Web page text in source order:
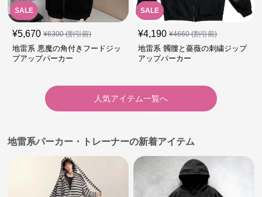
SALE
¥5,670 ¥6300(割引前)
地雷系 悪魔の角付きフードジッ
プアップパーカー
SALE
¥4,190 ¥4660(割引前)
地雷系 髑髏と薔薇の刺繍ジップ
アップパーカー
人気アイテム一覧へ
地雷系パーカー・トレーナーの新着アイテム